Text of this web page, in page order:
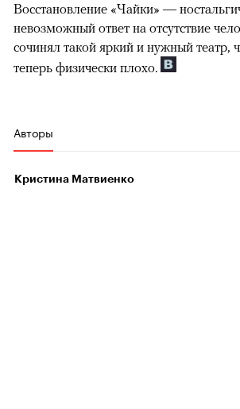
Восстановление «Чайки» —
невозможный ответ на отсутствие
сочинял такой яркий и нужный театр,
теперь физически плохо.
Авторы
Кристина Матвиенко